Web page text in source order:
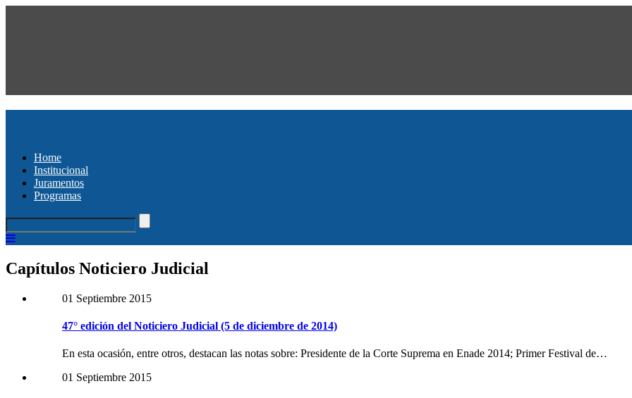
Home
Institucional
Juramentos
Programas
Capítulos Noticiero Judicial
01 Septiembre 2015
47° edición del Noticiero Judicial (5 de diciembre de 2014)
En esta ocasión, entre otros, destacan las notas sobre: Presidente de la Corte Suprema en Enade 2014; Primer Festival de…
01 Septiembre 2015